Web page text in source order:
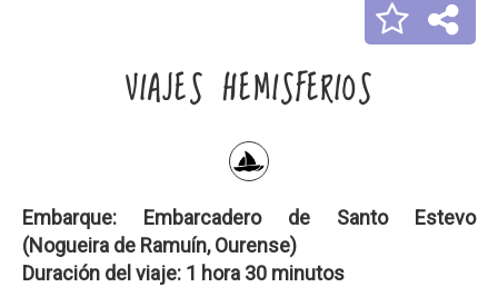
VIAJES HEMISFERIOS
Embarque: Embarcadero de Santo Estevo
(Nogueira de Ramuín, Ourense)
Duración del viaje: 1 hora 30 minutos